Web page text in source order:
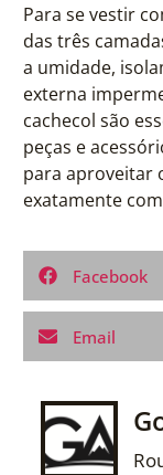
Para se vestir
das três
a umidade,
externa
cachecol são
peças e
para aproveitar
exatamente
Facebook
Email